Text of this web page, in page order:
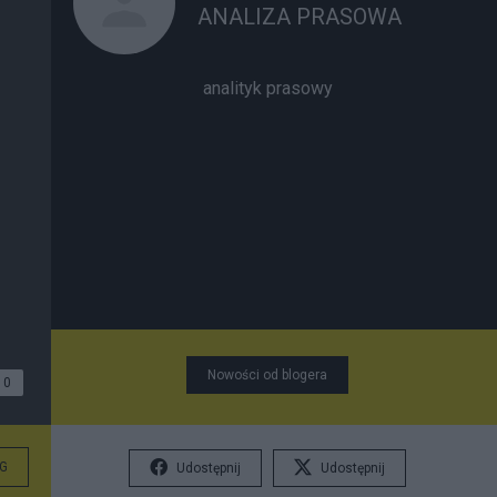
0
ANALIZA PRASOWA
analityk prasowy
Nowości od blogera
Udostępnij Udostępnij